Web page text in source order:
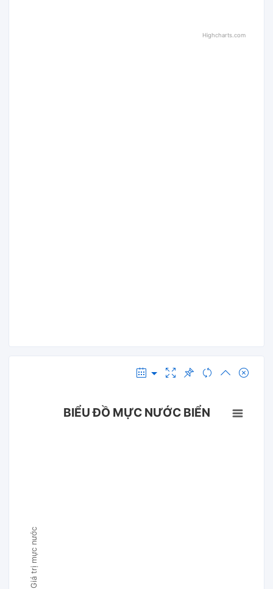
Highcharts.com
Giá trị mực nước
BIỂU ĐỒ MỰC NƯỚC BIỂN